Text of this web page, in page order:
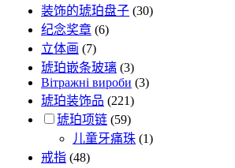
装饰的琥珀盘子 (30)
纪念奖章 (6)
立体画 (7)
琥珀嵌条玻璃 (3)
Вітражні вироби (3)
琥珀装饰品 (221)
琥珀项链 (59)
儿童牙痛珠 (1)
戒指 (48)